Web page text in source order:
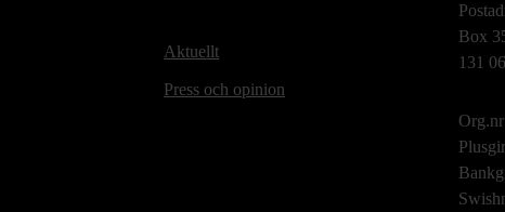
Aktuellt
Press och opinion
Box
131